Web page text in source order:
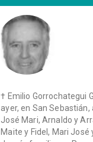
† Emilio Gorrochategui
ayer, en San
José Mari, Arnaldo y
Maite y Fidel, Mari José